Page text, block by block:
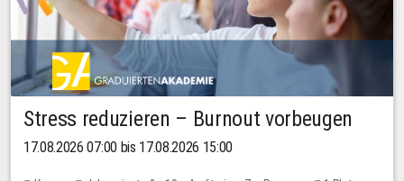
Stress reduzieren – Burnout vorbeugen
17.08.2026 07:00 bis 17.08.2026 15:00